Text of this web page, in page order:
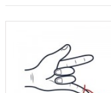
เพื่อ
สังคม